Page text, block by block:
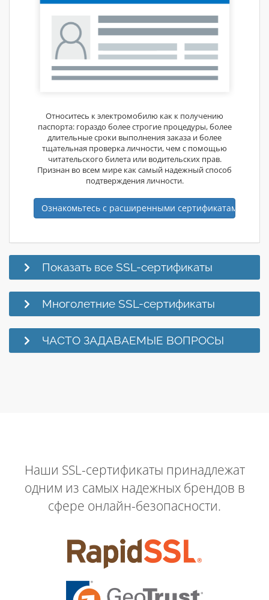
Относитесь к электромобилю как к получению
паспорта: гораздо более строгие процедуры, более
длительные сроки выполнения заказа и более
тщательная проверка личности, чем с помощью
читательского билета или водительских прав.
Признан во всем мире как самый надежный способ
подтверждения личности.
Ознакомьтесь с расширенными сертификатами
Показать все SSL-сертификаты
Многолетние SSL-сертификаты
ЧАСТО ЗАДАВАЕМЫЕ ВОПРОСЫ
Наши SSL-сертификаты принадлежат
одним из самых надежных брендов в
сфере онлайн-безопасности.